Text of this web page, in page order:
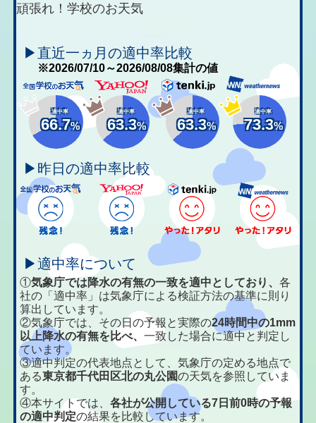
頑張れ！学校のお天気
▶直近一ヵ月の適中率比較
※2026/07/10～2026/08/08集計の値
適中率
66.7%
適中率
63.3%
適中率
63.3%
適中率
73.3%
▶昨日の適中率比較
▶適中率について
①気象庁では降水の有無の一致を適中としており、各
社の「適中率」は気象庁による検証方法の基準に則り
算出しています。
②気象庁では、その日の予報と実際の24時間中の1mm
以上降水の有無を比べ、一致した場合に適中と判定し
ています。
③適中判定の代表地点として、気象庁の定める地点で
ある東京都千代田区北の丸公園の天気を参照していま
す。
④本サイトでは、各社が公開している7日前0時の予報
の適中判定の結果を比較しています。